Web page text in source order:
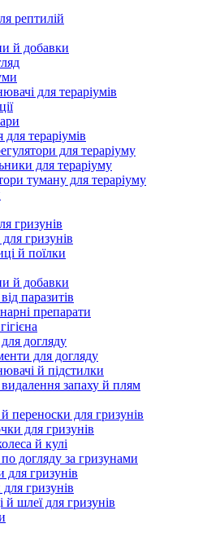
рептилій
й добавки
для тераріумів
тераріумів
для тераріуму
для тераріуму
туману для тераріуму
гризунів
гризунів
й поїлки
й добавки
паразитів
препарати
догляду
для догляду
й підстилки
запаху й плям
переноски для гризунів
для гризунів
й кулі
догляду за гризунами
для гризунів
гризунів
й шлеї для гризунів